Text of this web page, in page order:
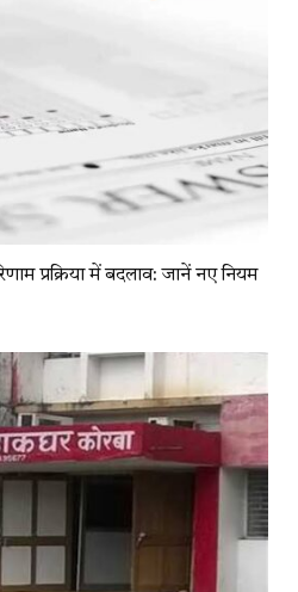
प्रक्रिया में बदलाव: जानें नए नियम